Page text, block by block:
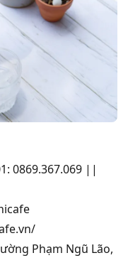
0869.367.069 ||
Phạm Ngũ Lão,